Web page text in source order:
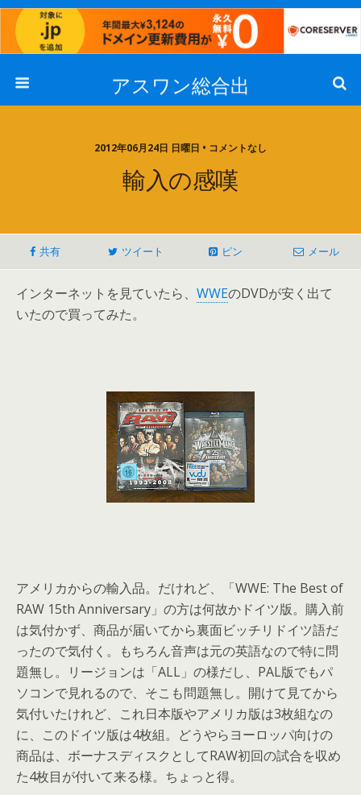
アスワン総合出
2012年06月24日 日曜日 • コメントなし
輸入の感嘆
共有 ツイート ピン メール
インターネットを見ていたら、 WWEのDVDが安く出て
いたので買ってみた。
アメリカからの輸入品。だけれど、「WWE: The Best of
RAW 15th Anniversary」の方は何故かドイツ版。購入前
は気付かず、商品が届いてから裏面ビッチリドイツ語だ
ったので気付く。もちろん音声は元の英語なので特に問
題無し。リージョンは「ALL」の様だし、PAL版でもパ
ソコンで見れるので、そこも問題無し。開けて見てから
気付いたけれど、これ日本版やアメリカ版は3枚組なの
に、このドイツ版は4枚組。どうやらヨーロッパ向けの
商品は、ボーナスディスクとしてRAW初回の試合を収め
た4枚目が付いて来る様。ちょっと得。